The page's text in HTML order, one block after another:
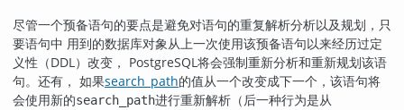
尽管一个预备语句的要点是避免对语句的重复解析分析以及规划，只
要语句中 用到的数据库对象从上一次使用该预备语句以来经历过定
义性（DDL）改变， PostgreSQL将会强制重新分析和重新规划该语
句。还有， 如果search_path的值从一个改变成下一个，该语句将
会使用新的search_path进行重新解析（后一种行为是从